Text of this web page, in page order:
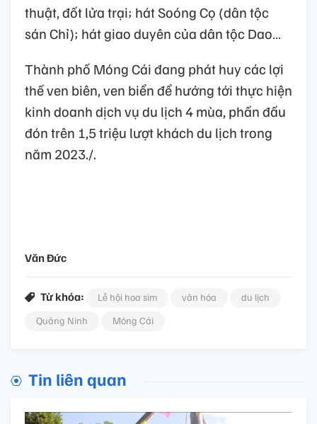
thuật, đốt lửa trại; hát Soóng Cọ (dân tộc
sán Chỉ); hát giao duyên của dân tộc Dao…
Thành phố Móng Cái đang phát huy các lợi
thế ven biên, ven biển để hướng tới thực hiện
kinh doanh dịch vụ du lịch 4 mùa, phấn đấu
đón trên 1,5 triệu lượt khách du lịch trong
năm 2023./.
Văn Đức
Từ khóa: Lễ hội hoa sim văn hóa
du lịch
Quảng Ninh
Móng Cái
Tin liên quan